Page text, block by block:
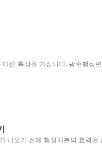
른 특성을 가집니다. 광주행정
나오기 전에 행정처분의 효력